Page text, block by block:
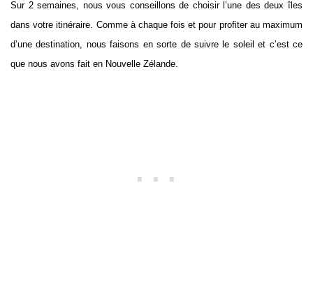
Sur 2 semaines, nous vous conseillons de choisir l’une des deux îles
dans votre itinéraire. Comme à chaque fois et pour profiter au maximum
d’une destination, nous faisons en sorte de suivre le soleil et c’est ce
que nous avons fait en Nouvelle Zélande.